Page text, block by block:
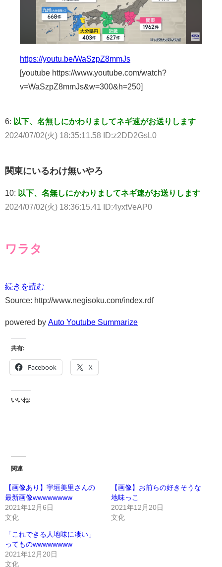
https://youtu.be/WaSzpZ8mmJs
[youtube https://www.youtube.com/watch?
v=WaSzpZ8mmJs&w=300&h=250]
6: 以下、名無しにかわりましてネギ速がお送りします
2024/07/02(火) 18:35:11.58 ID:z2DD2GsL0
関東にいるわけ無いやろ
10: 以下、名無しにかわりましてネギ速がお送りします
2024/07/02(火) 18:36:15.41 ID:4yxtVeAP0
ワラタ
続きを読む
Source: http://www.negisoku.com/index.rdf
powered by Auto Youtube Summarize
共有:
Facebook X
いいね:
関連
【画像あり】宇垣美里さんの
最新画像wwwwwwww
2021年12月6日
文化
【画像】お前らの好きそうな
地味っこ
2021年12月20日
文化
「これできる人地味に凄い」
ってものwwwwwwww
2021年12月20日
文化